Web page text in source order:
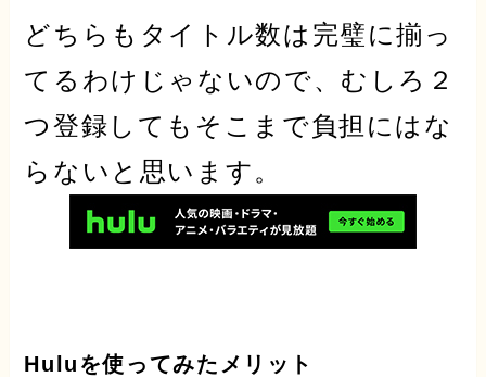
どちらもタイトル数は完璧に揃っ
てるわけじゃないので、むしろ２
つ登録してもそこまで負担にはな
らない と思います。
Huluを使ってみたメリット